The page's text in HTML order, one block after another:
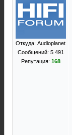
Откуда: Audioplanet
Сообщений: 5 491
Репутация: 168